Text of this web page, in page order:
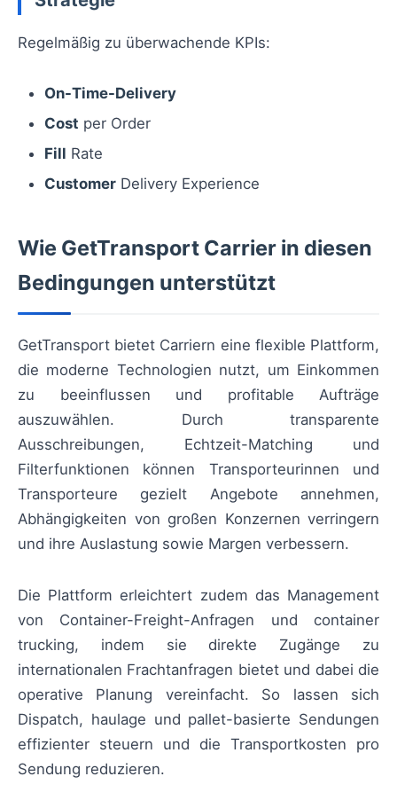
Regelmäßig zu überwachende KPIs:
On-Time-Delivery
Cost per Order
Fill Rate
Customer Delivery Experience
Wie GetTransport Carrier in diesen
Bedingungen unterstützt
GetTransport bietet Carriern eine flexible Plattform,
die moderne Technologien nutzt, um Einkommen
zu beeinflussen und profitable Aufträge
auszuwählen. Durch transparente
Ausschreibungen, Echtzeit-Matching und
Filterfunktionen können Transporteurinnen und
Transporteure gezielt Angebote annehmen,
Abhängigkeiten von großen Konzernen verringern
und ihre Auslastung sowie Margen verbessern.
Die Plattform erleichtert zudem das Management
von Container-Freight-Anfragen und container
trucking, indem sie direkte Zugänge zu
internationalen Frachtanfragen bietet und dabei die
operative Planung vereinfacht. So lassen sich
Dispatch, haulage und pallet-basierte Sendungen
effizienter steuern und die Transportkosten pro
Sendung reduzieren.